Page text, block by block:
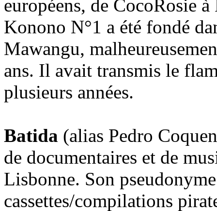
européens, de CocoRosie
Konono N°1 a été fondé
Mawangu,
ans. Il avait transmis le
plusieurs années.
Batida (alias Pedro
de documentaires et de
Lisbonne. Son
cassettes/compilations